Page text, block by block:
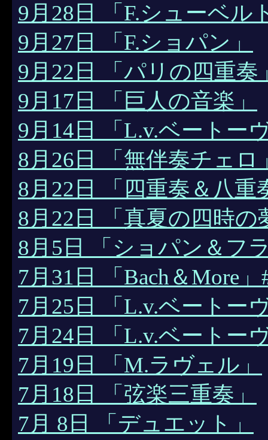
9月28日 「F.シューベル
9月27日 「F.ショパン」
9月22日 「パリの四重奏
9月17日 「巨人の音楽」
9月14日 「L.v.ベートー
8月26日 「無伴奏チェロ
8月22日 「四重奏＆八
8月22日 「真夏の四時の
8月5日 「ショパン＆フ
7月31日 「Bach＆More」
7月25日 「L.v.ベートー
7月24日 「L.v.ベートー
7月19日 「M.ラヴェル」
7月18日 「弦楽三重奏」
7月 8日 「デュエット」